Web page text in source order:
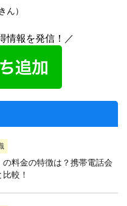
ん）
情報を発信！／
の料金の特徴は？携帯電話会
較！